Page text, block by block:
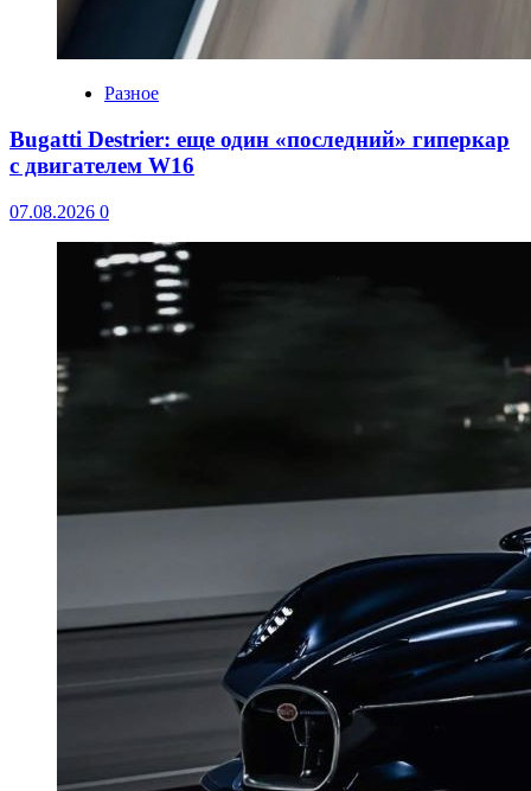
Разное
Bugatti Destrier: еще один «последний» гиперкар
с двигателем W16
07.08.2026 0